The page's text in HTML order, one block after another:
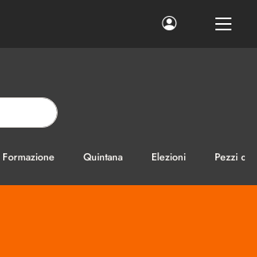
Formazione Quintana Elezioni Pezzi di